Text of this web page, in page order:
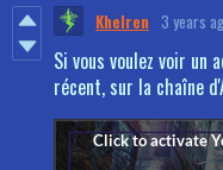
Khelren 3 years
Si vous voulez voir un
récent, sur la chaîne